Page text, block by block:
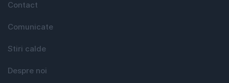
Contact
Comunicate
Stiri calde
Despre noi